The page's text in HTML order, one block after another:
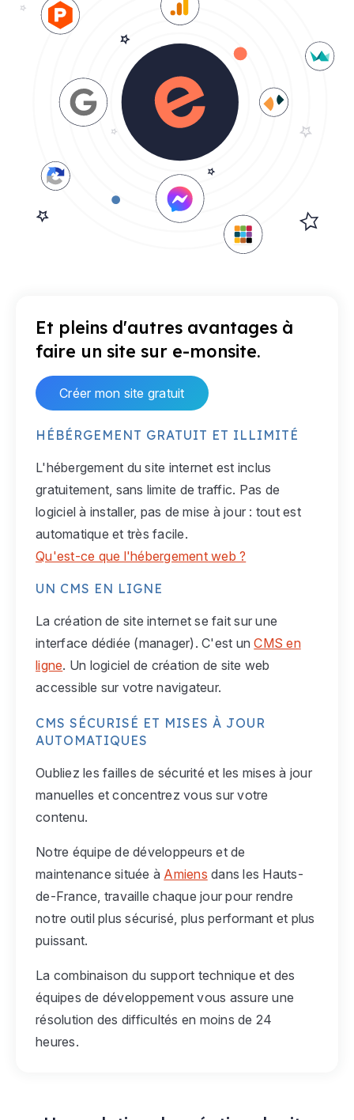
Et pleins d'autres avantages à
faire un site sur e-monsite.
Créer mon site gratuit
HÉBÉRGEMENT GRATUIT ET ILLIMITÉ
L'hébergement du site internet est inclus
gratuitement, sans limite de traffic. Pas de
logiciel à installer, pas de mise à jour : tout est
automatique et très facile.
Qu'est-ce que l'hébergement web ?
UN CMS EN LIGNE
La création de site internet se fait sur une
interface dédiée (manager). C'est unCMS en
ligne. Un logiciel de création de site web
accessible sur votre navigateur.
CMS SÉCURISÉ ET MISES À JOUR
AUTOMATIQUES
Oubliez les failles de sécurité et les mises à jour
manuelles et concentrez vous sur votre
contenu.
Notre équipe de développeurs et de
maintenance située à Amiens dans les Hauts-
de-France, travaille chaque jour pour rendre
notre outil plus sécurisé, plus performant et plus
puissant.
La combinaison du support technique et des
équipes de développement vous assure une
résolution des difficultés en moins de 24
heures.